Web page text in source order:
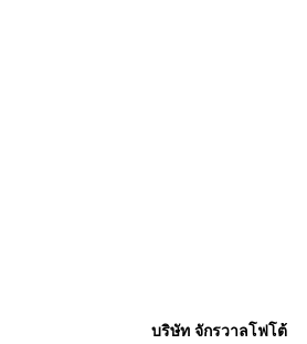
บริษัท จักรวาลโฟโต้